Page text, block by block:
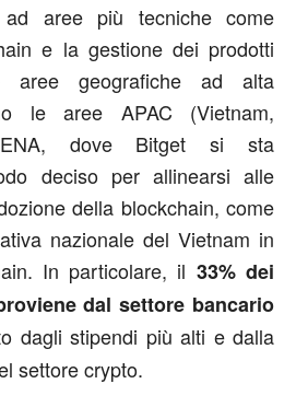
ad aree più tecniche come
e la gestione dei prodotti
aree geografiche ad alta
le aree APAC (Vietnam,
dove Bitget si sta
deciso per allinearsi alle
della blockchain, come
nazionale del Vietnam in
In particolare, il 33% dei
dal settore bancario
dagli stipendi più alti e dalla
settore crypto.